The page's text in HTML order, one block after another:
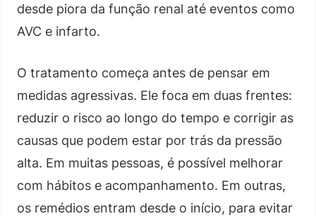
desde piora da função renal até eventos como
AVC e infarto.
O tratamento começa antes de pensar em
medidas agressivas. Ele foca em duas frentes:
reduzir o risco ao longo do tempo e corrigir as
causas que podem estar por trás da pressão
alta. Em muitas pessoas, é possível melhorar
com hábitos e acompanhamento. Em outras,
os remédios entram desde o início, para evitar